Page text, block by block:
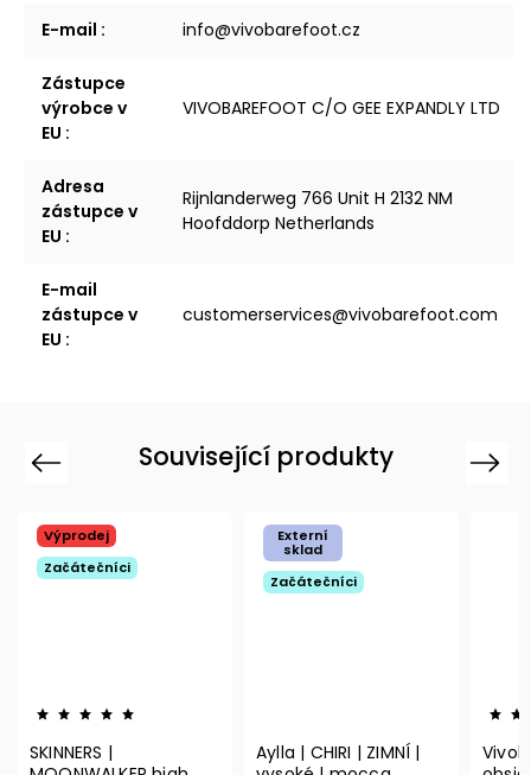
E-mail : info@vivobarefoot.cz
Zástupce
výrobce v
EU :
VIVOBAREFOOT C/O GEE EXPANDLY LTD
Adresa
zástupce v
EU :
Rijnlanderweg 766 Unit H 2132 NM
Hoofddorp Netherlands
E-mail
zástupce v
EU :
customerservices@vivobarefoot.com
Související produkty
Previous
Výprodej
Začátečníci
SKINNERS |
Externí
sklad
Začátečníci
Aylla | CHIRI | ZIMNÍ |
Next